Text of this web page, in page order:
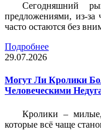
Сегодняшний
предложениями, из-за
часто остаются без
Подробнее
29.07.2026
Могут Ли Кролики
Человеческими
Кролики –
которые всё чаще